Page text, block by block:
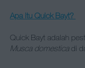
Apa itu Quick Bayt?
Quick Bayt adalah
Musca domesticadi